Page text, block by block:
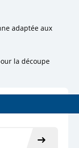
adaptée aux
la découpe